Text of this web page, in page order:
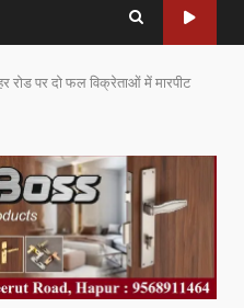
रोड पर दो फल विक्रेताओं में मारपीट